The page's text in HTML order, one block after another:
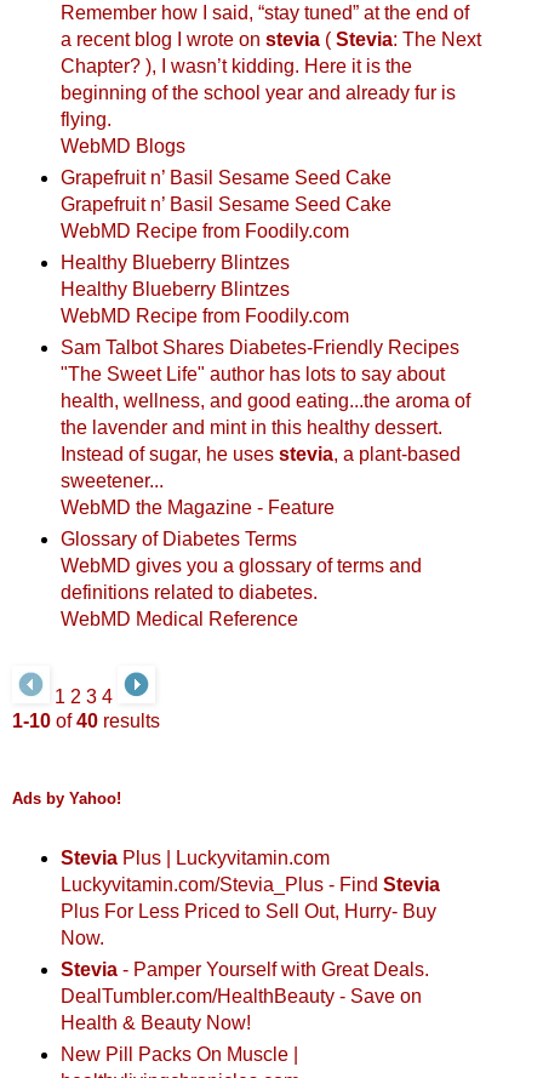
Remember how I said, “stay tuned” at the end of
a recent blog I wrote on stevia( Stevia: The Next
Chapter? ), I wasn’t kidding. Here it is the
beginning of the school year and already fur is
flying.
WebMD Blogs
Grapefruit n’ Basil Sesame Seed Cake
Grapefruit n’ Basil Sesame Seed Cake
WebMD Recipe from Foodily.com
Healthy Blueberry Blintzes
Healthy Blueberry Blintzes
WebMD Recipe from Foodily.com
Sam Talbot Shares Diabetes-Friendly Recipes
"The Sweet Life" author has lots to say about
health, wellness, and good eating...the aroma of
the lavender and mint in this healthy dessert.
Instead of sugar, he uses stevia, a plant-based
sweetener...
WebMD the Magazine - Feature
Glossary of Diabetes Terms
WebMD gives you a glossary of terms and
definitions related to diabetes.
WebMD Medical Reference
1 2 3 4
1-10 of40 results
Ads by Yahoo!
SteviaPlus | Luckyvitamin.com
Luckyvitamin.com/Stevia_Plus- Find Stevia
Plus For Less Priced to Sell Out, Hurry- Buy
Now.
Stevia- Pamper Yourself with Great Deals.
DealTumbler.com/HealthBeauty- Save on
Health & Beauty Now!
New Pill Packs On Muscle |